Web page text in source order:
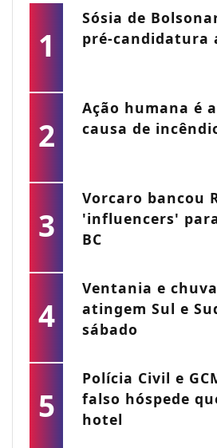
1
Sósia de
pré-candidatura
2
Ação humana é
causa de
3
Vorcaro bancou
'influencers'
BC
4
Ventania e
atingem Sul e
sábado
5
Polícia Civil e
falso hóspede
hotel